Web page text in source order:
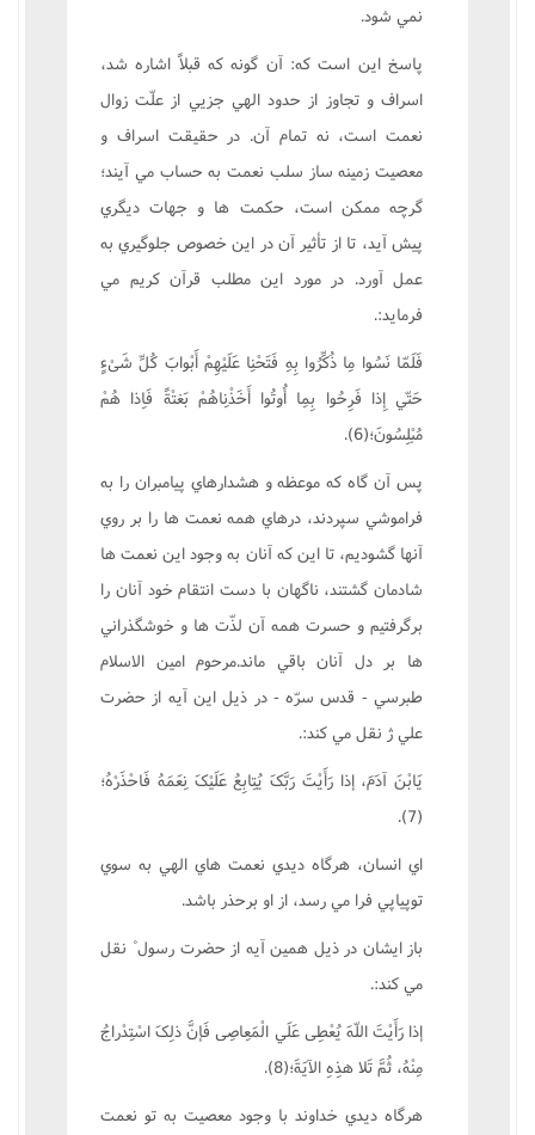
نمي شود.
پاسخ اين است که: آن گونه که قبلاً اشاره شد،
اسراف و تجاوز از حدود الهي جزيي از علّت زوال
نعمت است، نه تمام آن. در حقيقت اسراف و
معصيت زمينه ساز سلب نعمت به حساب مي آيند؛
گرچه ممکن است، حکمت ها و جهات ديگري
پيش آيد، تا از تأثير آن در اين خصوص جلوگيري به
عمل آورد. در مورد اين مطلب قرآن کريم مي
فرمايد:.
فَلَمّا نَسُوا مِا ذُکِّرُوا بِهِ فَتَحْنِا عَلَيْهِمْ أَبْوابَ کُلِّ شَىْ‌ءٍ
حَتّي إِذا فَرِحُوا بِمِا أُوتُوا أَخَذْنِاهُمْ بَغتْةً فَاِذا هُمْ
مُبْلِسُونَ؛(6).
پس آن گاه که موعظه و هشدارهاي پيامبران را به
فراموشي سپردند، درهاي همه نعمت ها را بر روي
آنها گشوديم، تا اين که آنان به وجود اين نعمت ها
شادمان گشتند، ناگهان با دست انتقام خود آنان را
برگرفتيم و حسرت همه آن لذّت ها و خوشگذراني
ها بر دل آنان باقي ماند.مرحوم امين الاسلام
طبرسي - قدس سرّه - در ذيل اين آيه از حضرت
علي ژ نقل مي کند:.
يَابْنَ آدَمَ، إذا رَأَيْتَ رَبَّکَ يُتِابِعُ عَلَيْکَ نِعَمَهُ فَاحْذَرْهُ؛
(7).
اي انسان، هرگاه ديدي نعمت هاي الهي به سوي
توپياپي فرا مي رسد، از او برحذر باشد.
باز ايشان در ذيل همين آيه از حضرت رسول ْ نقل
مي کند:.
إذا رَأَيْتَ اللّهَ يُعْطِى عَلَي الْمَعِاصِى فَإنَّ ذلِکَ اسْتِدْراجُ
مِنْهُ، ثُمَّ تَلا هذِهِ الآيَةَ؛(8).
هرگاه ديدي خداوند با وجود معصيت به تو نعمت